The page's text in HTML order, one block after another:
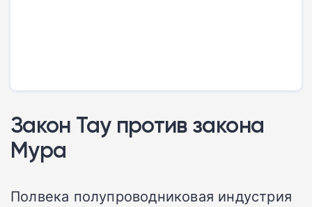
Закон Тау против закона
Мура
Полвека полупроводниковая индустрия